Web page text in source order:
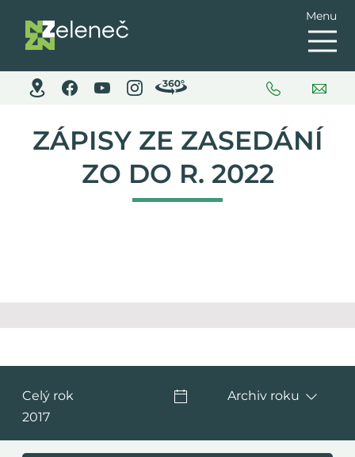
Menu
ZÁPISY ZE ZASEDÁNÍ
ZO DO R. 2022
Celý rok
2017
Archiv roku